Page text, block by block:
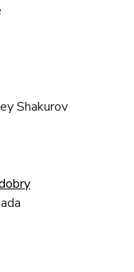
Shakurov